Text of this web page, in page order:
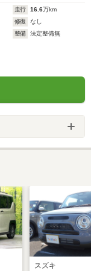
走行 16.6万km
修復
なし
整備
法定整備無
スズキ